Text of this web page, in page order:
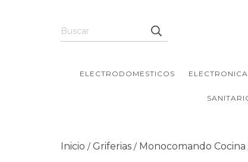
ELECTRODOMESTICOS ELECTRONICA
Inicio / Griferias / Monocomando Cocina